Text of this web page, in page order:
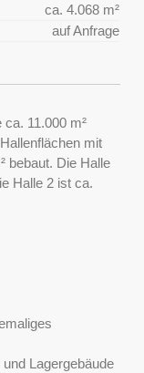
ca. 4.068 m²
auf Anfrage
11.000 m²
mit
bebaut. Die Halle
Halle 2 ist ca.
Lagergebäude